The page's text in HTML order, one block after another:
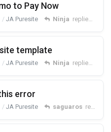
to Pay Now
JA Puresite Ninja replied
template
JA Puresite Ninja replied
error
JA Puresite saguaros replied